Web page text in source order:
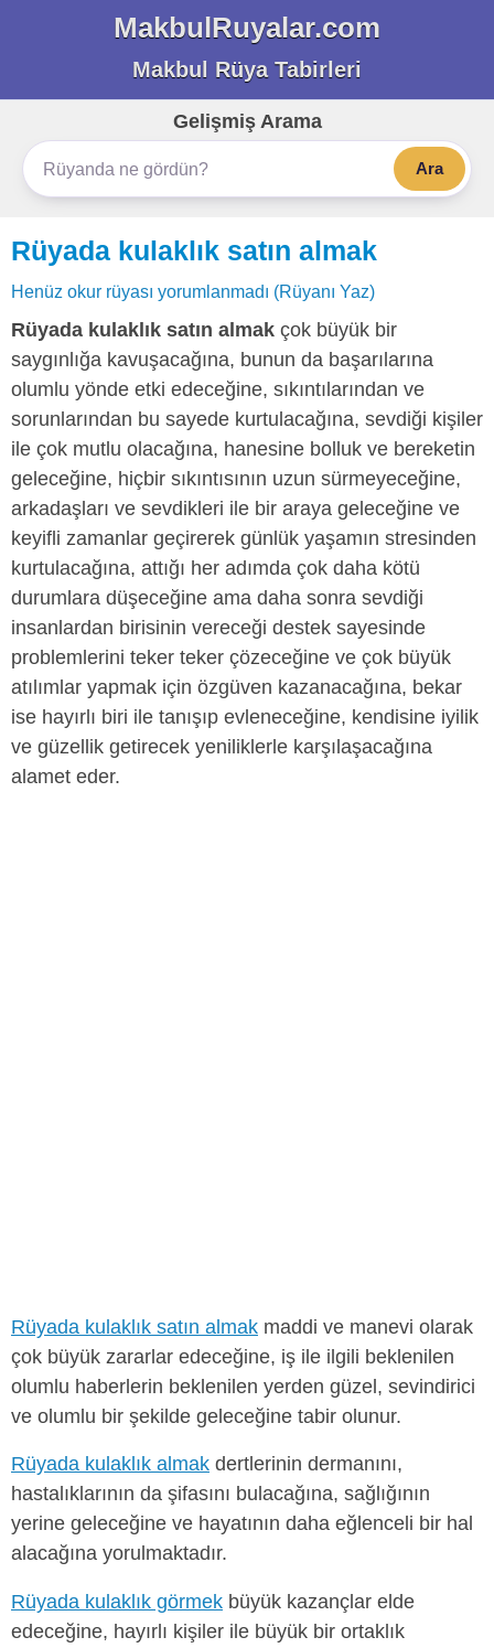
MakbulRuyalar.com
Makbul Rüya Tabirleri
Gelişmiş Arama
Ara
Rüyada kulaklık satın almak
Henüz okur rüyası yorumlanmadı (Rüyanı Yaz)
Rüyada kulaklık satın almak çok büyük bir
saygınlığa kavuşacağına, bunun da başarılarına
olumlu yönde etki edeceğine, sıkıntılarından ve
sorunlarından bu sayede kurtulacağına, sevdiği kişiler
ile çok mutlu olacağına, hanesine bolluk ve bereketin
geleceğine, hiçbir sıkıntısının uzun sürmeyeceğine,
arkadaşları ve sevdikleri ile bir araya geleceğine ve
keyifli zamanlar geçirerek günlük yaşamın stresinden
kurtulacağına, attığı her adımda çok daha kötü
durumlara düşeceğine ama daha sonra sevdiği
insanlardan birisinin vereceği destek sayesinde
problemlerini teker teker çözeceğine ve çok büyük
atılımlar yapmak için özgüven kazanacağına, bekar
ise hayırlı biri ile tanışıp evleneceğine, kendisine iyilik
ve güzellik getirecek yeniliklerle karşılaşacağına
alamet eder.
Rüyada kulaklık satın almak maddi ve manevi olarak
çok büyük zararlar edeceğine, iş ile ilgili beklenilen
olumlu haberlerin beklenilen yerden güzel, sevindirici
ve olumlu bir şekilde geleceğine tabir olunur.
Rüyada kulaklık almak dertlerinin dermanını,
hastalıklarının da şifasını bulacağına, sağlığının
yerine geleceğine ve hayatının daha eğlenceli bir hal
alacağına yorulmaktadır.
Rüyada kulaklık görmek büyük kazançlar elde
edeceğine, hayırlı kişiler ile büyük bir ortaklık